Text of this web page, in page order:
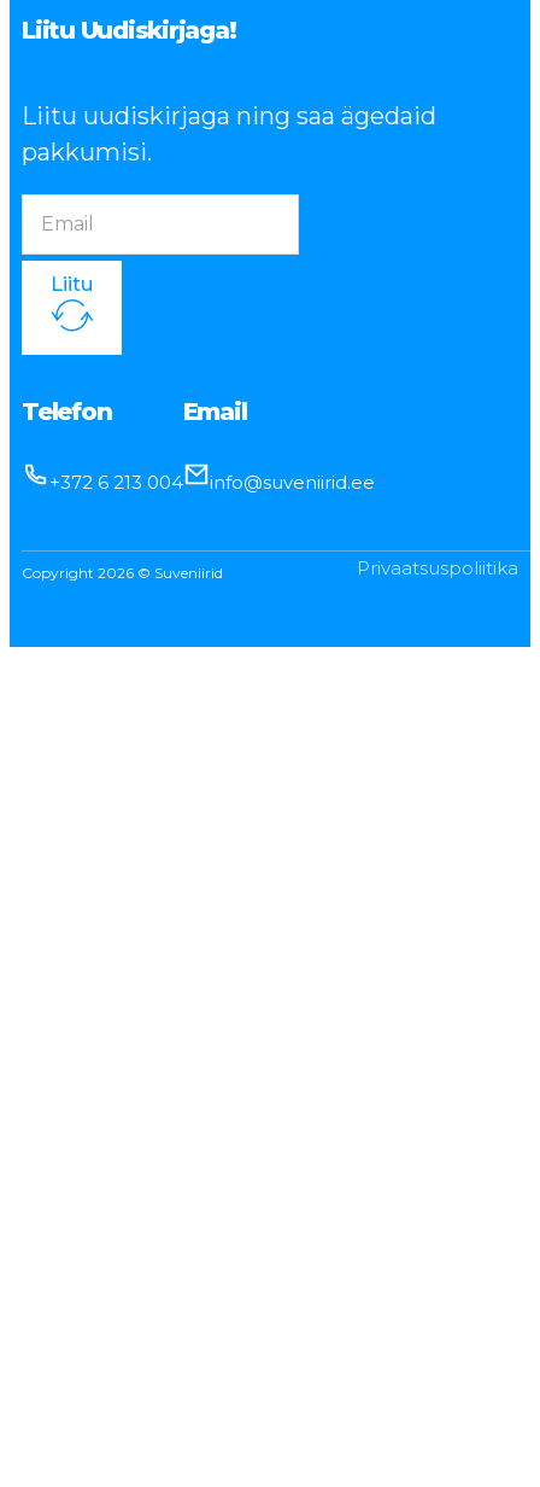
Liitu Uudiskirjaga!
Liitu uudiskirjaga ning saa ägedaid
pakkumisi.
Liitu
Telefon
+372 6 213 004
Email
info@suveniirid.ee
Copyright 2026 © Suveniirid Privaatsuspoliitika